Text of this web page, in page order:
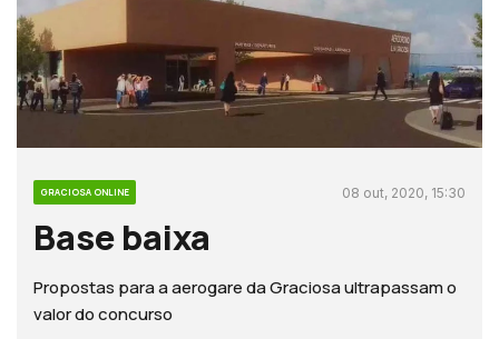
GRACIOSA ONLINE 08 out, 2020, 15:30
Base baixa
Propostas para a aerogare da Graciosa ultrapassam o
valor do concurso